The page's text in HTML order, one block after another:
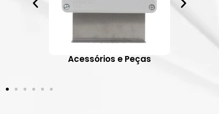
Acessórios e Peças